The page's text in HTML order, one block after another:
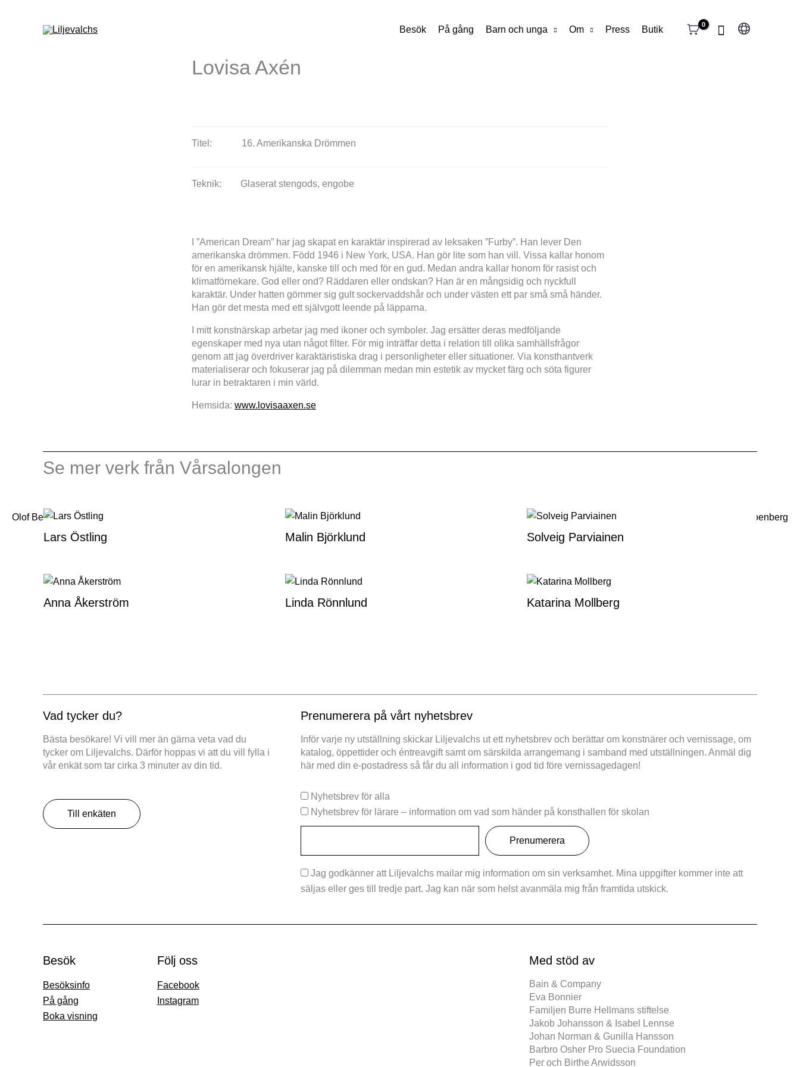
Besök På gång Barn och unga Om Press Butik
Välj
Lovisa Axén
Titel: 16. Amerikanska Drömmen
Teknik: Glaserat stengods, engobe
I ”American Dream” har jag skapat en karaktär inspirerad av leksaken ”Furby”. Han lever Den
amerikanska drömmen. Född 1946 i New York, USA. Han gör lite som han vill. Vissa kallar honom
för en amerikansk hjälte, kanske till och med för en gud. Medan andra kallar honom för rasist och
klimatförnekare. God eller ond? Räddaren eller ondskan? Han är en mångsidig och nyckfull
karaktär. Under hatten gömmer sig gult sockervaddshår och under västen ett par små små händer.
Han gör det mesta med ett självgott leende på läpparna.
I mitt konstnärskap arbetar jag med ikoner och symboler. Jag ersätter deras medföljande
egenskaper med nya utan något filter. För mig inträffar detta i relation till olika samhällsfrågor
genom att jag överdriver karaktäristiska drag i personligheter eller situationer. Via konsthantverk
materialiserar och fokuserar jag på dilemman medan min estetik av mycket färg och söta figurer
lurar in betraktaren i min värld.
Hemsida: www.lovisaaxen.se
Emelie Aspenberg
Olof Bendz
Se mer verk från Vårsalongen
Lars Östling Malin Björklund Solveig Parviainen
Anna Åkerström Linda Rönnlund Katarina Mollberg
Vad tycker du?
Bästa besökare! Vi vill mer än gärna veta vad du
tycker om Liljevalchs. Därför hoppas vi att du vill fylla i
vår enkät som tar cirka 3 minuter av din tid.
Till enkäten
Prenumerera på vårt nyhetsbrev
Inför varje ny utställning skickar Liljevalchs ut ett nyhetsbrev och berättar om konstnärer och vernissage, om
katalog, öppettider och éntreavgift samt om särskilda arrangemang i samband med utställningen. Anmäl dig
här med din e-postadress så får du all information i god tid före vernissagedagen!
Nyhetsbrev för alla
Nyhetsbrev för lärare – information om vad som händer på konsthallen för skolan
Jag godkänner att Liljevalchs mailar mig information om sin verksamhet. Mina uppgifter kommer inte att
säljas eller ges till tredje part. Jag kan när som helst avanmäla mig från framtida utskick.
Besök
Besöksinfo
På gång
Boka visning
Följ oss
Facebook
Instagram
Med stöd av
Bain & Company
Eva Bonnier
Familjen Burre Hellmans stiftelse
Jakob Johansson & Isabel Lennse
Johan Norman & Gunilla Hansson
Barbro Osher Pro Suecia Foundation
Per och Birthe Arwidsson